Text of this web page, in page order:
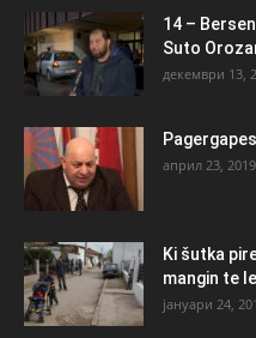
14 –
Suto
декември 13,
април 23, 2019
Ki šutka
mangin te
јануари 24,